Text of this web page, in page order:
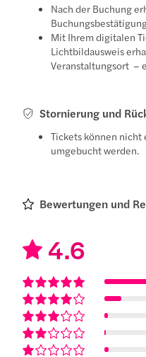
Nach der Buchung
Mit Ihrem digitalen
Lichtbildausweis
Veranstaltungsort –
Stornierung und
Tickets können
umgebucht werden.
Bewertungen und
4.6